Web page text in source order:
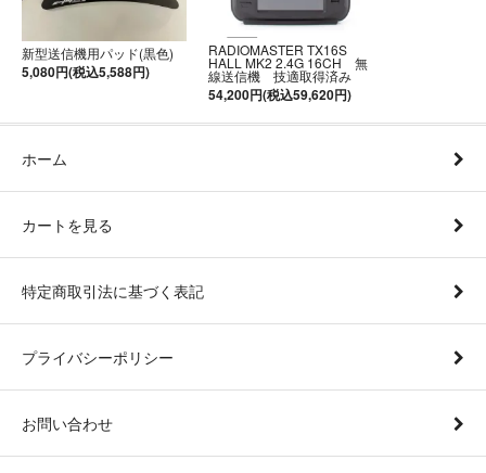
新型送信機用パッド(黒色)
5,080円(税込5,588円)
RADIOMASTER TX16S
HALL MK2 2.4G 16CH 無
線送信機 技適取得済み
54,200円(税込59,620円)
ホーム
カートを見る
特定商取引法に基づく表記
プライバシーポリシー
お問い合わせ